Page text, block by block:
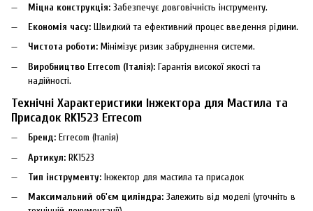
Міцна конструкція: Забезпечує довговічність інструменту.
Економія часу: Швидкий та ефективний процес введення рідини.
Чистота роботи: Мінімізує ризик забруднення системи.
Виробництво Errecom (Італія): Гарантія високої якості та
надійності.
Технічні Характеристики Інжектора для Мастила та
Присадок RK1523 Errecom
Бренд: Errecom (Італія)
Артикул: RK1523
Тип інструменту: Інжектор для мастила та присадок
Максимальний об'єм циліндра: Залежить від моделі (уточніть в